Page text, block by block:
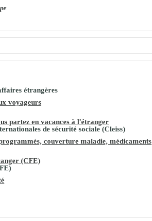
étrangères
voyageurs
partez en vacances à l'étranger
de sécurité sociale (Cleiss)
couverture maladie, médicaments
(CFE)